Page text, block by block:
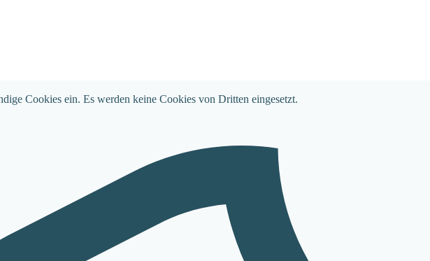
Cookies ein. Es werden keine Cookies von Dritten eingesetzt.